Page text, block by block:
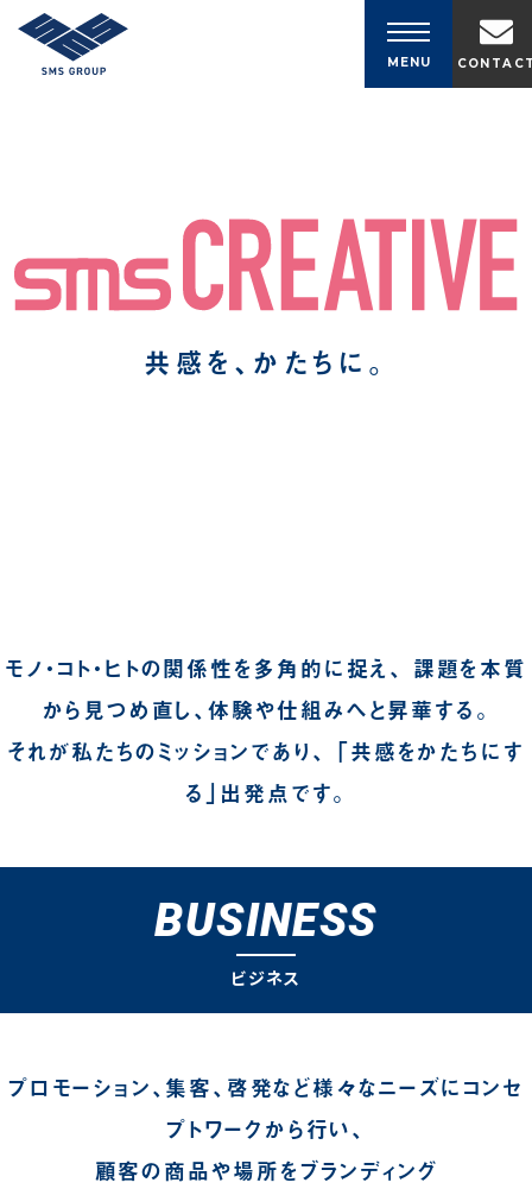
コンテンツへスキップ
MENU
共感を、かたちに。
モノ・コト・ヒトの関係性を多角的に捉え、 課題を本質
から見つめ直し、体験や仕組みへと昇華する。
それが私たちのミッションであり、 「共感をかたちにす
る」出発点です。
BUSINESS
ビジネス
プロモーション、集客、啓発など様々なニーズにコンセ
プトワークから行い、
顧客の商品や場所をブランディング